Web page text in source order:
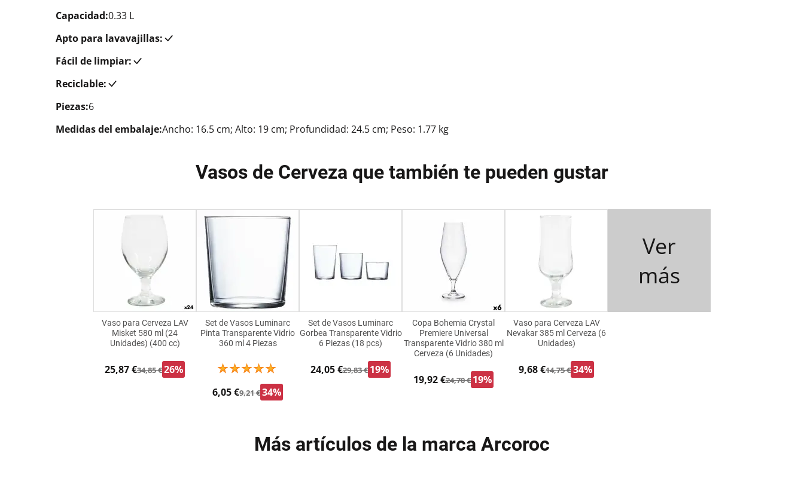
Capacidad:0.33 L
Apto para lavavajillas:
Fácil de limpiar:
Reciclable:
Piezas:6
Medidas del embalaje:Ancho: 16.5 cm; Alto: 19 cm; Profundidad: 24.5 cm; Peso: 1.77 kg
Vasos de Cerveza que también te pueden gustar
Vaso para Cerveza LAV
Misket 580 ml (24
Unidades) (400 cc)
25,87 €34,85 €26%
Set de Vasos Luminarc
Pinta Transparente Vidrio
360 ml 4 Piezas
6,05 €9,21 €34%
Set de Vasos Luminarc
Gorbea Transparente Vidrio
6 Piezas (18 pcs)
24,05 €29,83 € 19%
Copa Bohemia Crystal
Premiere Universal
Transparente Vidrio 380 ml
Cerveza (6 Unidades)
19,92 €24,70 € 19%
Vaso para Cerveza LAV
Nevakar 385 ml Cerveza (6
Unidades)
9,68 €14,75 € 34%
Ver
más
Más artículos de la marca Arcoroc